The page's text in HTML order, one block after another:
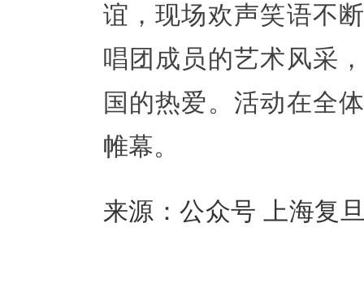
谊，现场欢声笑语不
唱团成员的艺术风采
国的热爱。活动在全
帷幕。
来源：公众号 上海复